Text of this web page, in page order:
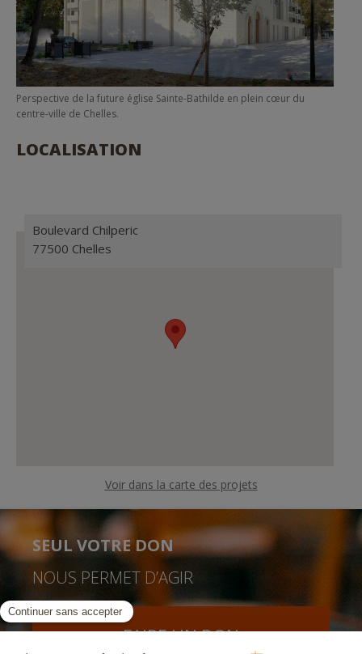
Perspective de la future église Sainte-Bathilde en plein cœur du
centre-ville de Chelles.
LOCALISATION
Voir dans la carte des projets
Boulevard Chilperic
77500 Chelles
SEUL VOTRE DON
NOUS PERMET D’AGIR
FAIRE UN DON